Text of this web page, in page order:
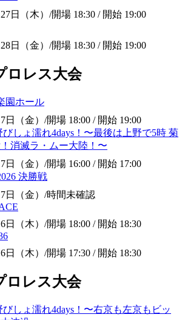
日（木） /開場 18:30 / 開始 19:00
日（金） /開場 18:30 / 開始 19:00
ロレス大会
園ホール
日（金） /開場 18:00 / 開始 19:00
しょ濡れ4days！〜最後は上野で5時 菊
消滅ラ・ムー大陸！〜
日（金） /開場 16:00 / 開始 17:00
決勝戦
日（金） /時間未確認
日（木） /開場 18:00 / 開始 18:30
日（木） /開場 17:30 / 開始 18:30
ロレス大会
しょ濡れ4days！〜右京も左京もビッ